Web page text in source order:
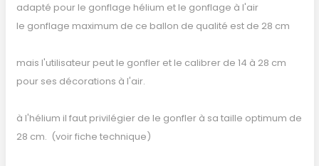
adapté pour le gonflage hélium et le gonflage à l'air
le gonflage maximum de ce ballon de qualité est de 28 cm
mais l'utilisateur peut le gonfler et le calibrer de 14 à 28 cm
pour ses décorations à l'air.
à l'hélium il faut privilégier de le gonfler à sa taille optimum de
28 cm. (voir fiche technique)